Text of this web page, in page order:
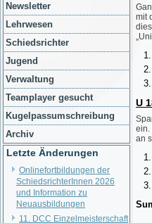
Newsletter
Lehrwesen
Schiedsrichter
Jugend
Verwaltung
Teamplayer gesucht
Kugelpassumschreibung
Archiv
Letzte Änderungen
Onlinefortbildungen der
SchiedsrichterInnen 2026
und Information zu
Neuausbildungen
11. DCC Einzelmeisterschaft
mit
U
ein.
an